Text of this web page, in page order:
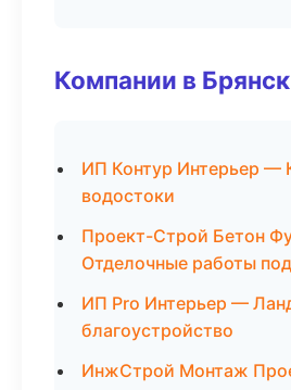
Компании в Брянск
ИП Контур Интерьер —
водостоки
Проект-Строй Бетон
Отделочные работы
ИП Pro Интерьер —
благоустройство
ИнжСтрой Монтаж